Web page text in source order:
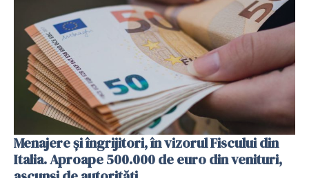
Menajere și îngrijitori, în vizorul Fiscului din
Italia. Aproape 500.000 de euro din venituri,